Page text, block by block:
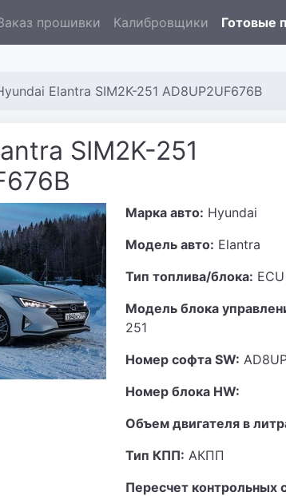
прошивки Калибровщики Готовые
Elantra SIM2K-251 AD8UP2UF676B
SIM2K-251
Марка авто: Hyundai
Модель авто: Elantra
Тип топлива/блока:
Модель блока
251
Номер софта SW:
Номер блока HW:
Объем двигателя в
Тип КПП: АКПП
Пересчет контрольных